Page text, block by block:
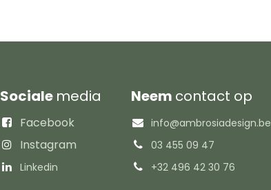
Sociale media
Facebook
Instagram
Linkedin
Neem contact op
info@ambrosiadesign.be
03 455 09 47
+32 496 42 30 76